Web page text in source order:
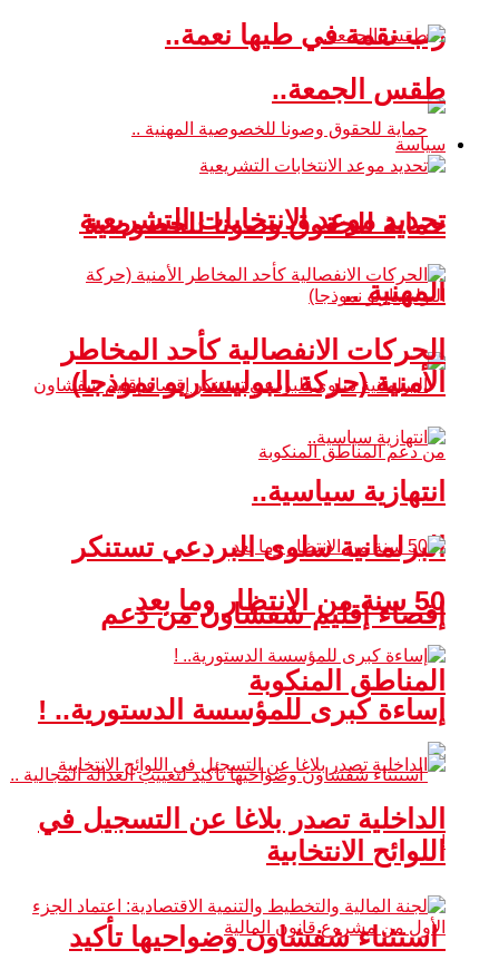
رب نقمة في طيها نعمة..
حماية للحقوق وصونا للخصوصية
المهنية ..
البرلمانية سلوى البردعي تستنكر
إقصاء إقليم شفشاون من دعم
المناطق المنكوبة
استثناء شفشاون وضواحيها تأكيد
طقس الجمعة..
سياسة
تحديد موعد الانتخابات التشريعية
الحركات الانفصالية كأحد المخاطر
الأمنية (حركة البوليساريو نموذجا)
انتهازية سياسية..
50 سنة من الانتظار وما بعد
إساءة كبرى للمؤسسة الدستورية.. !
الداخلية تصدر بلاغا عن التسجيل في
اللوائح الانتخابية